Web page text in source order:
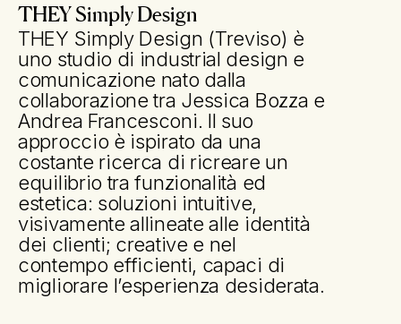
THEY Simply Design
THEY Simply Design (Treviso) è
uno studio di industrial design e
comunicazione nato dalla
collaborazione tra Jessica Bozza e
Andrea Francesconi. Il suo
approccio è ispirato da una
costante ricerca di ricreare un
equilibrio tra funzionalità ed
estetica: soluzioni intuitive,
visivamente allineate alle identità
dei clienti; creative e nel
contempo efficienti, capaci di
migliorare l’esperienza desiderata.